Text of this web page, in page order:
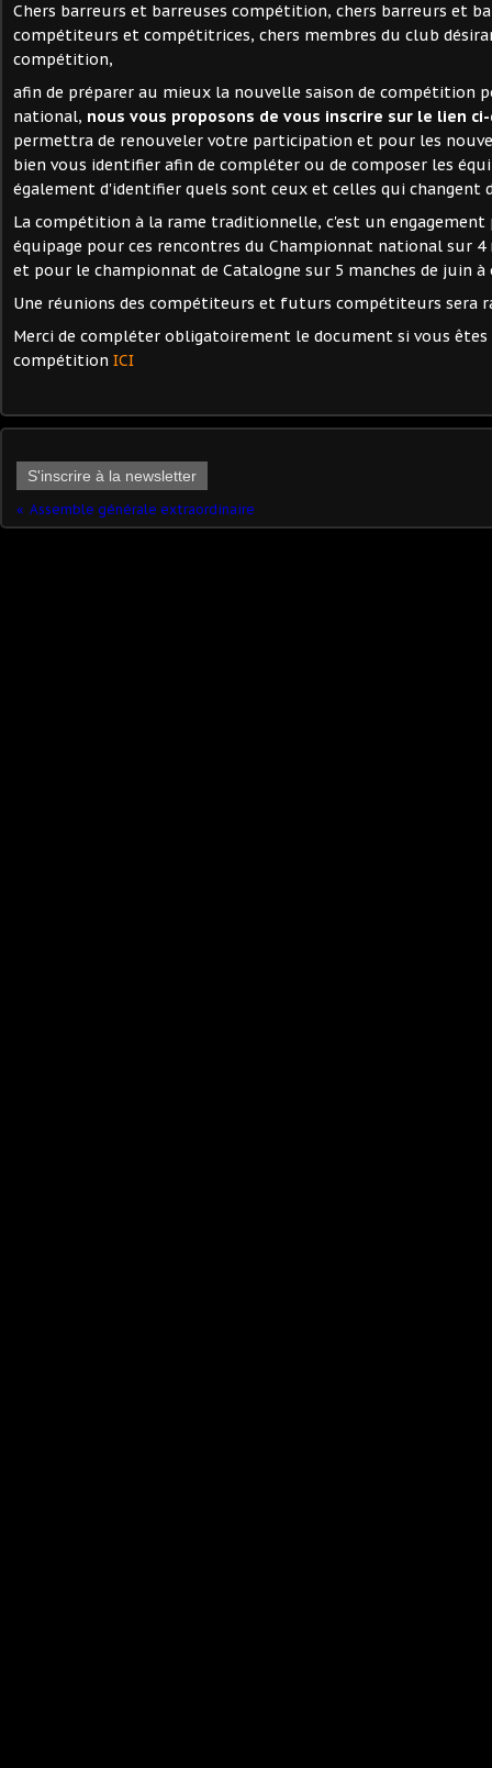
Chers barreurs et barreuses compétition, chers barreurs et
compétiteurs et compétitrices, chers membres du club
compétition,
afin de préparer au mieux la nouvelle saison de compétition
national, nous vous proposons de vous inscrire sur le lien
permettra de renouveler votre participation et pour les
bien vous identifier afin de compléter ou de composer les
également d'identifier quels sont ceux et celles qui changent
La compétition à la rame traditionnelle, c'est un engagement
équipage pour ces rencontres du Championnat national sur 4
et pour le championnat de Catalogne sur 5 manches de juin à
Une réunions des compétiteurs et futurs compétiteurs sera
Merci de compléter obligatoirement le document si vous êtes
compétition ICI
S'inscrire à la newsletter
Assemble générale extraordinaire